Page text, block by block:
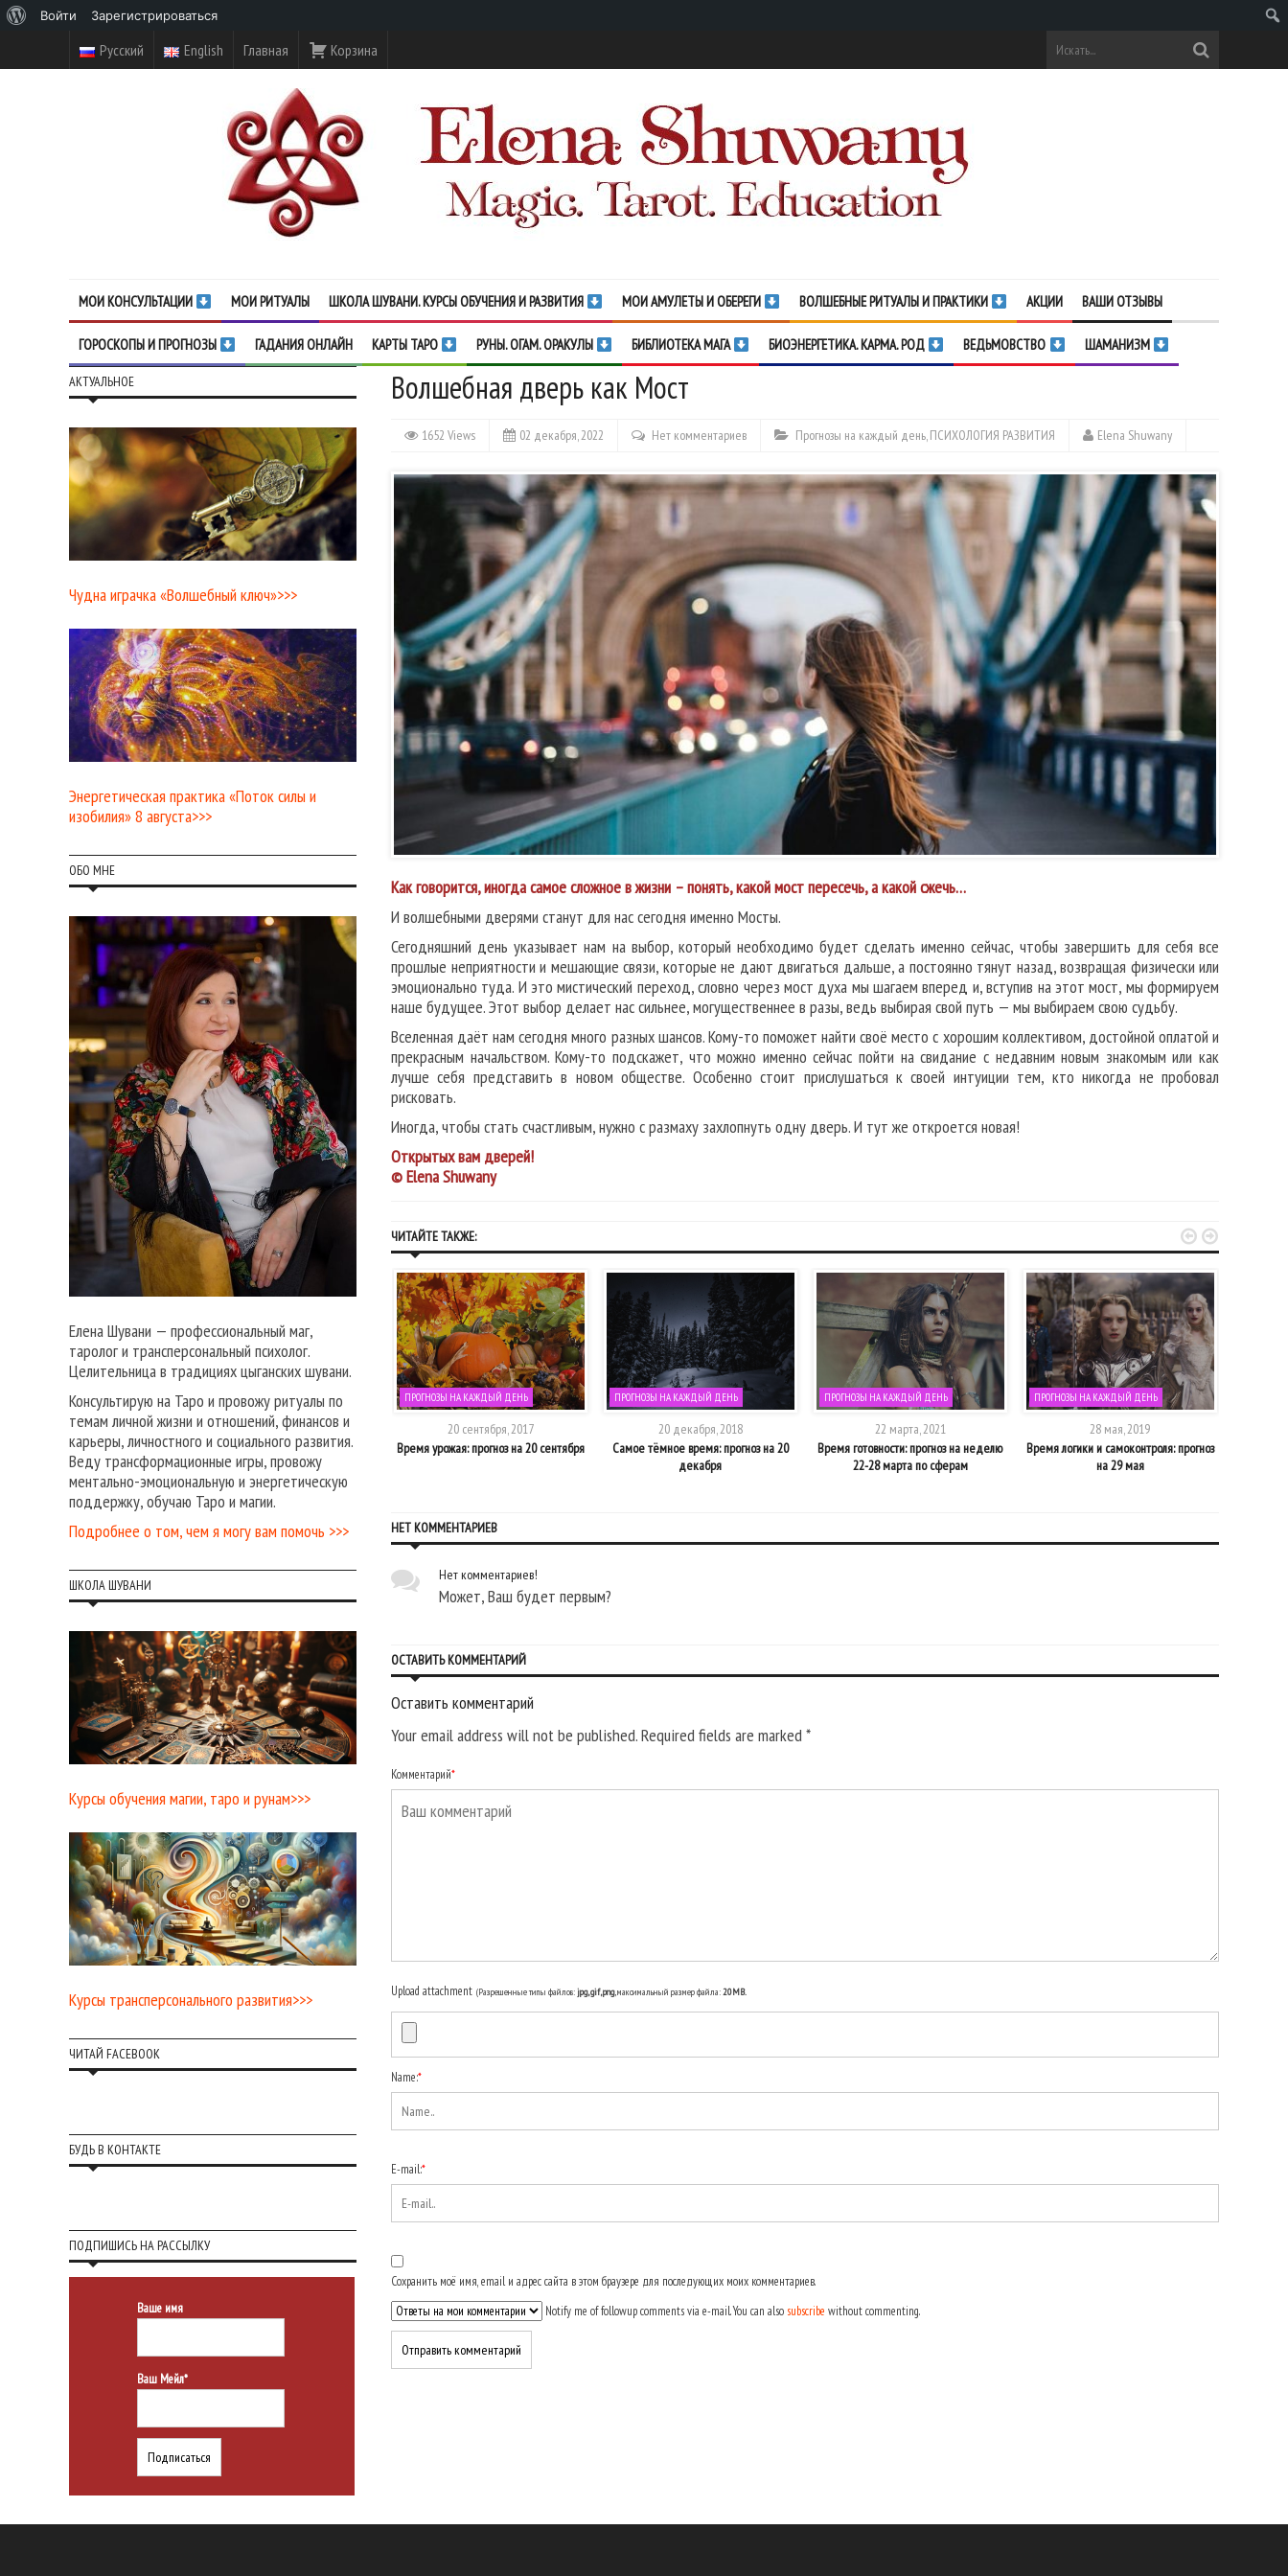
Русский English Главная Корзина
МОИ КОНСУЛЬТАЦИИ МОИ РИТУАЛЫ ШКОЛА ШУВАНИ. КУРСЫ ОБУЧЕНИЯ И РАЗВИТИЯ МОИ АМУЛЕТЫ И ОБЕРЕГИ ВОЛШЕБНЫЕ РИТУАЛЫ И ПРАКТИКИ АКЦИИ ВАШИ ОТЗЫВЫ
ГОРОСКОПЫ И ПРОГНОЗЫ ГАДАНИЯ ОНЛАЙН КАРТЫ ТАРО РУНЫ. ОГАМ. ОРАКУЛЫ БИБЛИОТЕКА МАГА БИОЭНЕРГЕТИКА. КАРМА. РОД ВЕДЬМОВСТВО ШАМАНИЗМ
Волшебная дверь как Мост
1652 Views 02 декабря, 2022 Нет комментариев Прогнозы на каждый день,ПСИХОЛОГИЯ РАЗВИТИЯ Elena Shuwany
Как говорится, иногда самое сложное в жизни – понять, какой мост пересечь, а какой сжечь…
И волшебными дверями станут для нас сегодня именно Мосты.
Сегодняшний день указывает нам на выбор, который необходимо будет сделать именно сейчас, чтобы завершить для себя все
прошлые неприятности и мешающие связи, которые не дают двигаться дальше, а постоянно тянут назад, возвращая физически или
эмоционально туда. И это мистический переход, словно через мост духа мы шагаем вперед и, вступив на этот мост, мы формируем
наше будущее. Этот выбор делает нас сильнее, могущественнее в разы, ведь выбирая свой путь — мы выбираем свою судьбу.
Вселенная даёт нам сегодня много разных шансов. Кому-то поможет найти своё место с хорошим коллективом, достойной оплатой и
прекрасным начальством. Кому-то подскажет, что можно именно сейчас пойти на свидание с недавним новым знакомым или как
лучше себя представить в новом обществе. Особенно стоит прислушаться к своей интуиции тем, кто никогда не пробовал
рисковать.
Иногда, чтобы стать счастливым, нужно с размаху захлопнуть одну дверь. И тут же откроется новая!
Открытых вам дверей!
© Elena Shuwany
ЧИТАЙТЕ ТАКЖЕ:
НА КАЖДЫЙ ДЕНЬ
17 августа, 2020
новых дорог: прогноз на неделю
17-23 августа
ПРОГНОЗЫ НА КАЖДЫЙ ДЕНЬ
02 августа, 2016
Время Новой луны: прогноз на 2 и 3
августа
ПРОГНОЗЫ НА КАЖДЫЙ ДЕНЬ
20 сентября, 2017
Время урожая: прогноз на 20 сентября
ПРОГНОЗЫ НА КАЖДЫЙ ДЕНЬ
20 декабря, 2018
Самое тёмное время: прогноз на 20
декабря
ПРОГНОЗЫ НА КАЖДЫЙ ДЕНЬ
22 марта, 2021
Время готовности: прогноз на неделю
22-28 марта по сферам
ПРОГНОЗЫ НА КАЖДЫЙ ДЕНЬ
28 мая, 2019
Время логики и самоконтроля: прогноз
на 29 мая
 
НЕТ КОММЕНТАРИЕВ
Нет комментариев!
Может, Ваш будет первым?
ОСТАВИТЬ КОММЕНТАРИЙ
Оставить комментарий
Your email address will not be published. Required fields are marked*
Комментарий*
Upload attachment (Разрешенные типы файлов:jpg, gif, png, максимальный размер файла:20MB.
Name:*
E-mail:*
Сохранить моё имя, email и адрес сайта в этом браузере для последующих моих комментариев.
Notify me of followup comments via e-mail. You can also subscribe without commenting.
АКТУАЛЬНОЕ
Чудна играчка «Волшебный ключ»>>>
Энергетическая практика «Поток силы и
изобилия» 8 августа>>>
ОБО МНЕ
Елена Шувани — профессиональный маг,
таролог и трансперсональный психолог.
Целительница в традициях цыганских шувани.
Консультирую на Таро и провожу ритуалы по
темам личной жизни и отношений, финансов и
карьеры, личностного и социального развития.
Веду трансформационные игры, провожу
ментально-эмоциональную и энергетическую
поддержку, обучаю Таро и магии.
Подробнее о том, чем я могу вам помочь >>>
ШКОЛА ШУВАНИ
Курсы обучения магии, таро и рунам>>>
Курсы трансперсонального развития>>>
ЧИТАЙ FACEBOOK
БУДЬ В КОНТАКТЕ
ПОДПИШИСЬ НА РАССЫЛКУ
Ваше имя
Ваш Мейл*
WordPress
Войти Зарегистрироваться